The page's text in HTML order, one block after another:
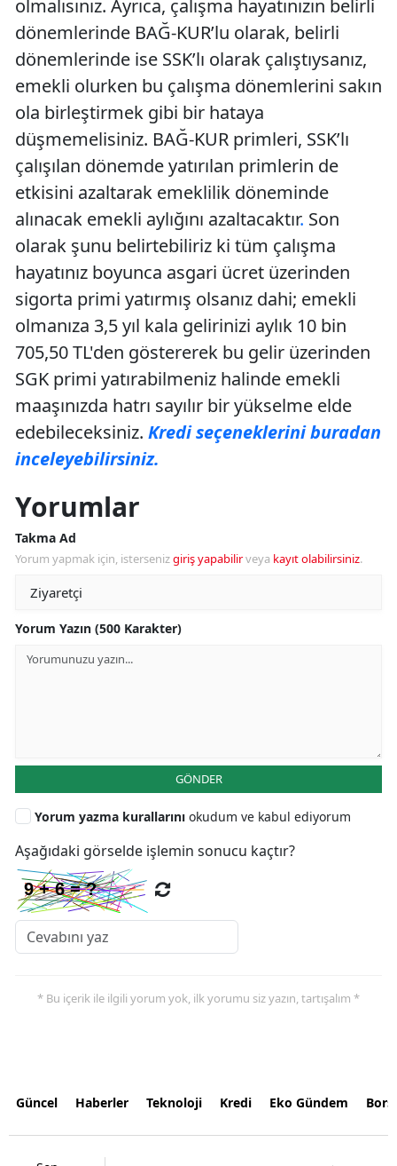
olmalısınız. Ayrıca, çalışma hayatınızın belirli
dönemlerinde BAĞ-KUR’lu olarak, belirli
dönemlerinde ise SSK’lı olarak çalıştıysanız,
emekli olurken bu çalışma dönemlerini sakın
ola birleştirmek gibi bir hataya
düşmemelisiniz. BAĞ-KUR primleri, SSK’lı
çalışılan dönemde yatırılan primlerin de
etkisini azaltarak emeklilik döneminde
alınacak emekli aylığını azaltacaktır. Son
olarak şunu belirtebiliriz ki tüm çalışma
hayatınız boyunca asgari ücret üzerinden
sigorta primi yatırmış olsanız dahi; emekli
olmanıza 3,5 yıl kala gelirinizi aylık 10 bin
705,50 TL'den göstererek bu gelir üzerinden
SGK primi yatırabilmeniz halinde emekli
maaşınızda hatrı sayılır bir yükselme elde
edebileceksiniz. Kredi seçeneklerini buradan
inceleyebilirsiniz.
Yorumlar
Takma Ad
Yorum yapmak için, istersenizgiriş yapabilirveya kayıt olabilirsiniz.
Yorum Yazın (500 Karakter)
GÖNDER
Yorum yazma kurallarını okudum ve kabul ediyorum
Aşağıdaki görselde işlemin sonucu kaçtır?
* Bu içerik ile ilgili yorum yok, ilk yorumu siz yazın, tartışalım *
Güncel Haberler Teknoloji Kredi Eko Gündem